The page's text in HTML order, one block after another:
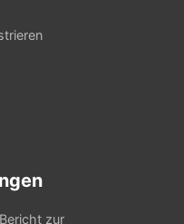
zur